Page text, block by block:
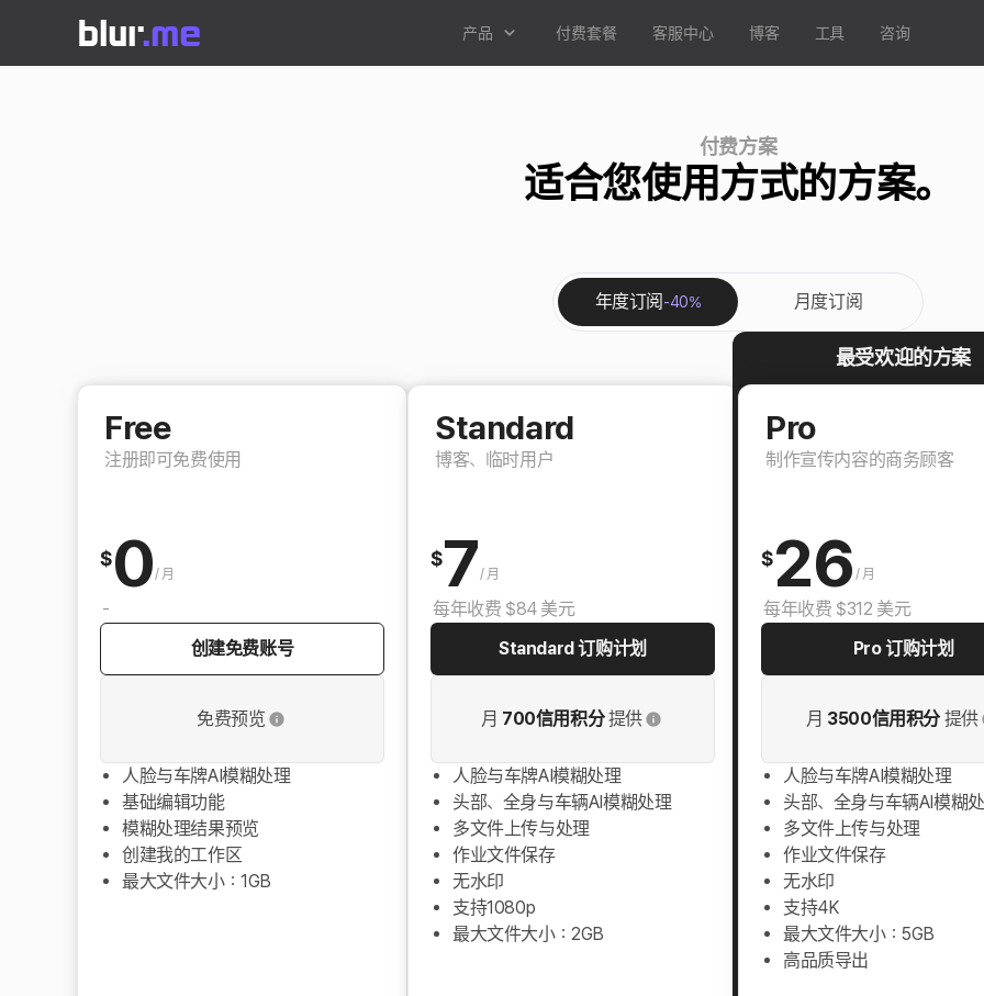
产品 付费套餐 客服中心 博客 工具 咨询
付费方案
适合您使用方式的方案。
年度订阅-40% 月度订阅
Free
注册即可免费使用
$0/ 月
-
创建免费账号
免费预览
人脸与车牌AI模糊处理
基础编辑功能
模糊处理结果预览
创建我的工作区
最大文件大小：1GB
Standard
博客、临时用户
$7/ 月
每年收费 $84 美元
Standard 订购计划
月 700信用积分提供
人脸与车牌AI模糊处理
头部、全身与车辆AI模糊处理
多文件上传与处理
作业文件保存
无水印
支持1080p
最大文件大小：2GB
最受欢迎的方案
Pro
制作宣传内容的商务顾客
$26 / 月
每年收费 $312 美元
Pro 订购计划
月 3500信用积分 提供
人脸与车牌AI模糊处理
头部、全身与车辆AI模糊
多文件上传与处理
作业文件保存
无水印
支持4K
最大文件大小：5GB
高品质导出